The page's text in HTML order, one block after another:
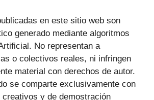
en este sitio web son
generado mediante algoritmos
No representan a
o colectivos reales, ni infringen
material con derechos de autor.
se comparte exclusivamente con
y de demostración